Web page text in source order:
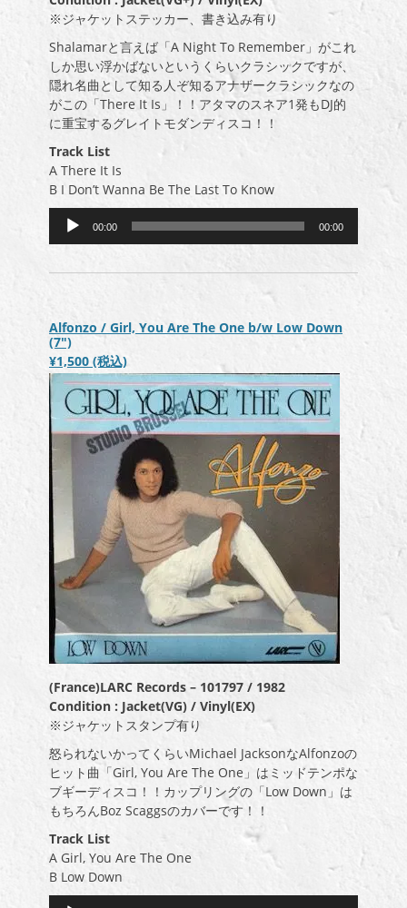
※ジャケットステッカー、書き込み有り
Shalamarと言えば「A Night To Remember」がこれ
しか思い浮かばないというくらいクラシックですが、
隠れ名曲として知る人ぞ知るアナザークラシックなの
がこの「There It Is」！！アタマのスネア1発もDJ的
に重宝するグレイトモダンディスコ！！
Track List
A There It Is
B I Don’t Wanna Be The Last To Know
レ
ー
00:00 00:00
Alfonzo / Girl, You Are The One b/w Low Down
(7″)
¥1,500 (税込)
(France)LARC Records – 101797 / 1982
Condition : Jacket(VG) / Vinyl(EX)
※ジャケットスタンプ有り
怒られないかってくらいMichael JacksonなAlfonzoの
ヒット曲「Girl, You Are The One」はミッドテンポな
ブギーディスコ！！カップリングの「Low Down」は
もちろんBoz Scaggsのカバーです！！
Track List
A Girl, You Are The One
B Low Down